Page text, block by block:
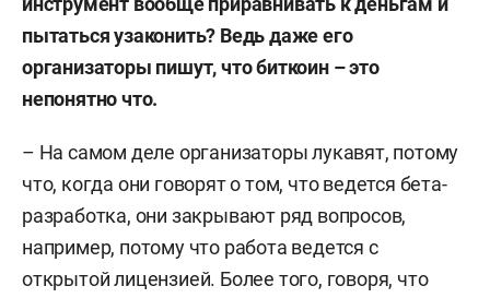
пытаться узаконить? Ведь даже его
организаторы пишут, что биткоин – это
непонятно что.
– На самом деле организаторы лукавят, потому
что, когда они говорят о том, что ведется бета-
разработка, они закрывают ряд вопросов,
например, потому что работа ведется с
открытой лицензией. Более того, говоря, что